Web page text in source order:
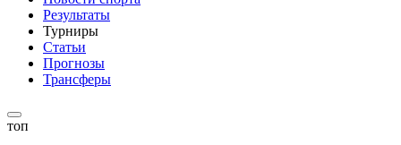
Результаты
Турниры
Статьи
Прогнозы
Трансферы
топ